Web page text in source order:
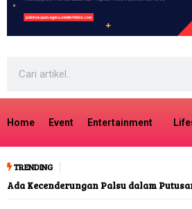
Home Event Entertainment
TRENDING
Ada Kecenderungan Palsu dalam